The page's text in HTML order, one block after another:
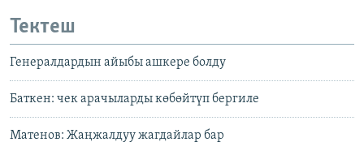
Тектеш
Генералдардын айыбы ашкере болду
Баткен: чек арачыларды көбөйтүп бергиле
Матенов: Жаңжалдуу жагдайлар бар